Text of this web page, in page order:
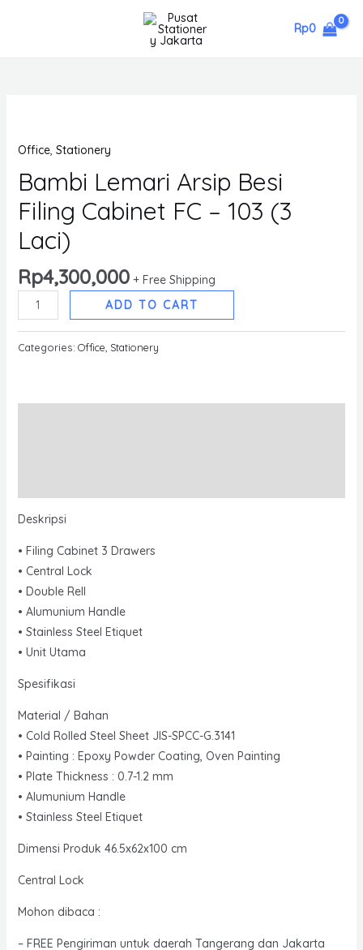
Rp0
Office, Stationery
Bambi Lemari Arsip Besi
Filing Cabinet FC – 103 (3
Laci)
Rp4,300,000 + Free Shipping
Bambi
Lemari
Cabinet
Laci)
quantity
ADD TO CART
Categories: Office Stationery
Deskripsi
• Filing Cabinet 3 Drawers
• Central Lock
• Double Rell
• Alumunium Handle
• Stainless Steel Etiquet
• Unit Utama
Spesifikasi
Material / Bahan
• Cold Rolled Steel Sheet JIS-SPCC-G.3141
• Painting : Epoxy Powder Coating, Oven Painting
• Plate Thickness : 0.7-1.2 mm
• Alumunium Handle
• Stainless Steel Etiquet
Dimensi Produk 46.5x62x100 cm
Central Lock
Mohon dibaca :
– FREE Pengiriman untuk daerah Tangerang dan Jakarta